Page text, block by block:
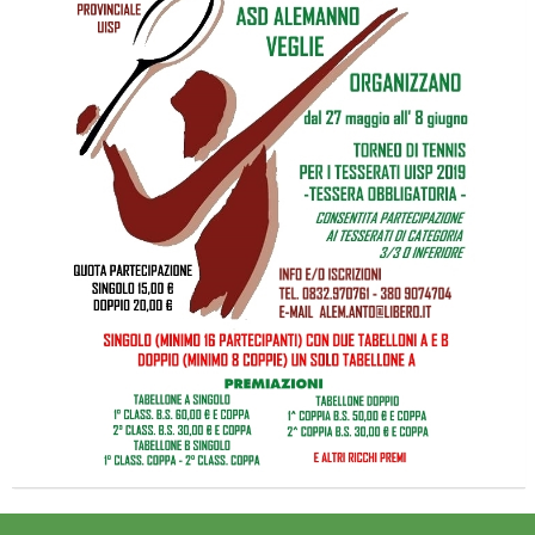
Luglio 2026: "Pensando con i piedi, si possono fare le
Tiziano Pesce a Radio InBlu2000 traccia il bilancio della stagione